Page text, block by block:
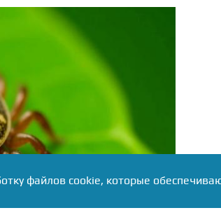
файлов cookie, которые